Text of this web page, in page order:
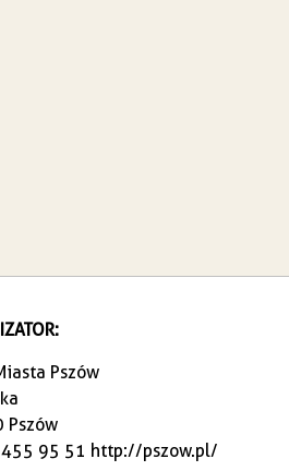
Pszów
95 51 http://pszow.pl/